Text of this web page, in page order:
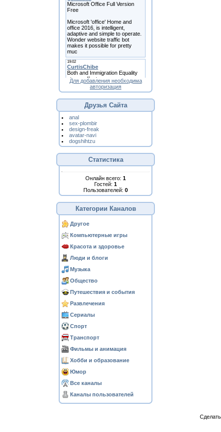
Для добавления необходима
авторизация
Друзья Сайта
anal
sex-plombir
design-freak
avatar-navi
dogshihtzu
Статистика
Онлайн всего: 1
Гостей: 1
Пользователей: 0
Категории Каналов
Другое
Компьютерные игры
Красота и здоровье
Люди и блоги
Музыка
Общество
Путешествия и события
Развлечения
Сериалы
Спорт
Транспорт
Фильмы и анимация
Хобби и образование
Юмор
Все каналы
Каналы пользователей